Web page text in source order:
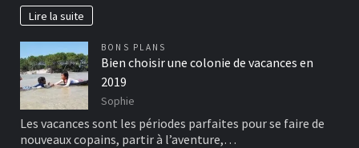
Lire la suite
BONS PLANS
Bien choisir une colonie de vacances en
2019
Sophie
Les vacances sont les périodes parfaites pour se faire de
nouveaux copains, partir à l’aventure,…